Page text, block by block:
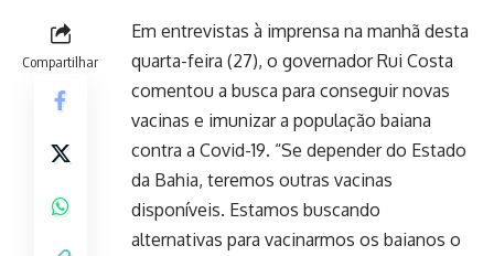
Compartilhar
Em entrevistas à imprensa na manhã desta
quarta-feira (27), o governador Rui Costa
comentou a busca para conseguir novas
vacinas e imunizar a população baiana
contra a Covid-19. “Se depender do Estado
da Bahia, teremos outras vacinas
disponíveis. Estamos buscando
alternativas para vacinarmos os baianos o